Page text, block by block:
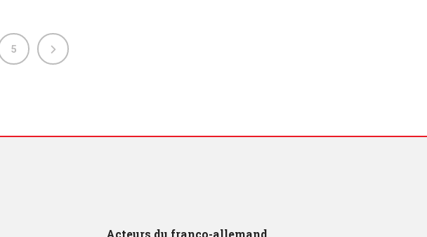
5
Acteurs du franco-allemand